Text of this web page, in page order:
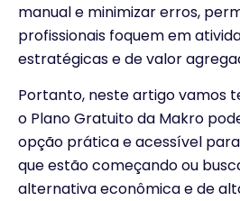
manual e minimizar erros,
profissionais foquem em
estratégicas e de valor
Portanto, neste artigo vamos
o Plano Gratuito da Makro
opção prática e acessível
que estão começando ou
alternativa econômica e de